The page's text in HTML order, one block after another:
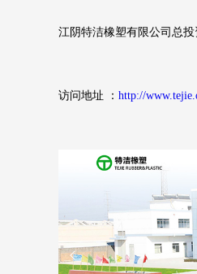
江阴特洁橡塑有限公司总
访问地址 ： http://